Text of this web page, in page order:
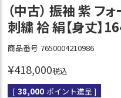
（中古） 振袖 紫 フ
刺繍 袷 絹【身丈】
商品番号 7650004210986
¥418,000税込
[ 38,000 ポイント進呈 ]